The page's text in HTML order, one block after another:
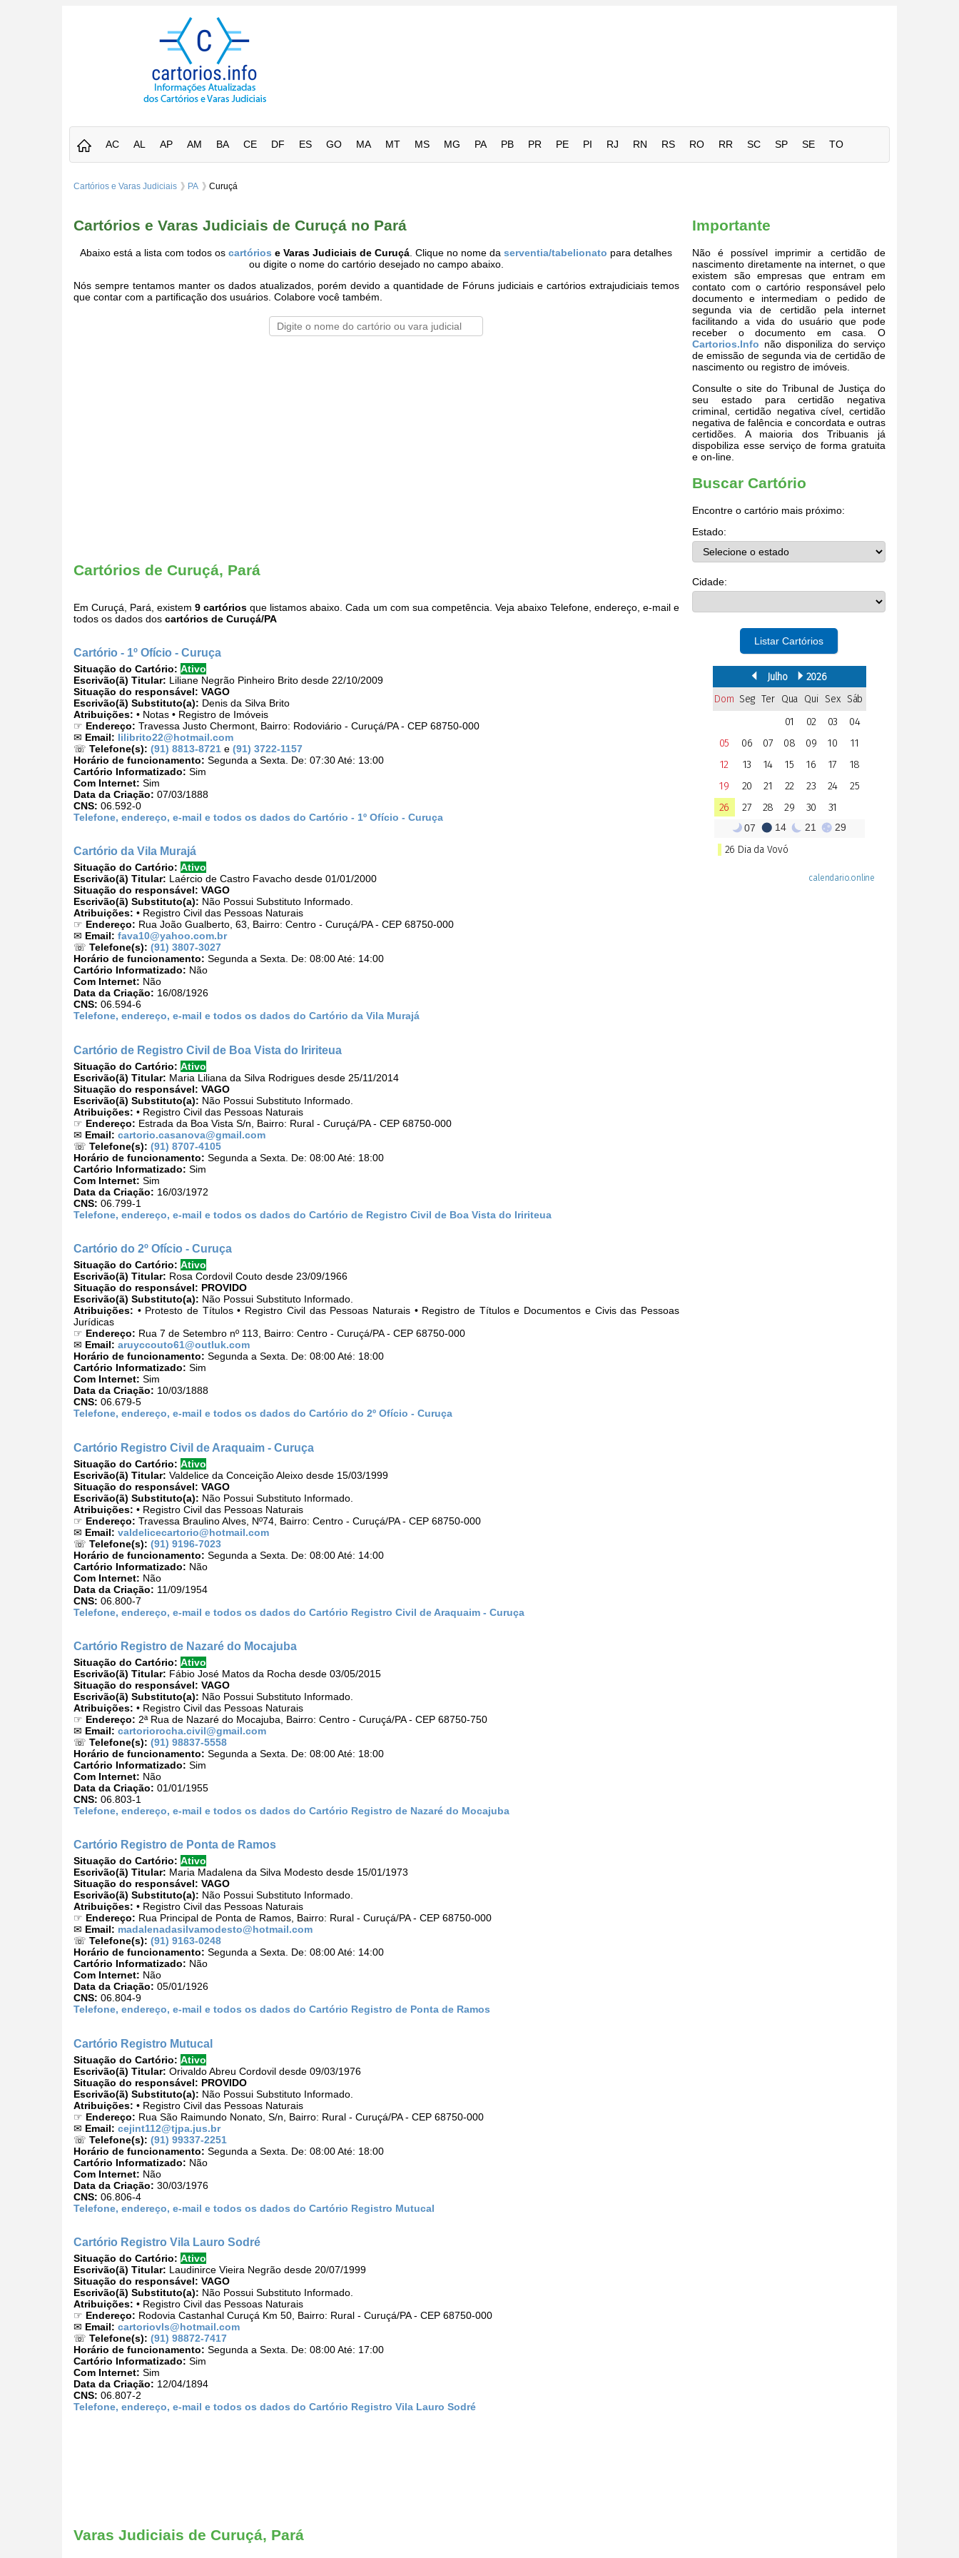
AC AL AP AM BA CE DF ES GO MA MT MS MG PA PB PR PE PI RJ RN RS RO RR SC SP SE TO
Cartórios e Varas Judiciais PA Curuçá
Cartórios e Varas Judiciais de Curuçá no Pará
Abaixo está a lista com todos oscartórios e Varas Judiciais de Curuçá . Clique no nome daserventia/tabelionato para detalhes
ou digite o nome do cartório desejado no campo abaixo.
Nós sempre tentamos manter os dados atualizados, porém devido a quantidade de Fóruns judiciais e cartórios extrajudiciais temos
que contar com a partificação dos usuários. Colabore você também.
Cartórios de Curuçá, Pará
Em Curuçá, Pará, existem9 cartórios que listamos abaixo. Cada um com sua competência. Veja abaixo Telefone, endereço, e-mail e
todos os dados dos cartórios de Curuçá/PA
Cartório - 1º Ofício - Curuça
Situação do Cartório: Ativo
Escrivão(ã) Titular: Liliane Negrão Pinheiro Brito desde 22/10/2009
Situação do responsável: VAGO
Escrivão(ã) Substituto(a): Denis da Silva Brito
Atribuições: • Notas • Registro de Imóveis
☞ Endereço: Travessa Justo Chermont, Bairro: Rodoviário - Curuçá/PA - CEP 68750-000
✉ Email: lilibrito22@hotmail.com
☏ Telefone(s): (91) 8813-8721 e (91) 3722-1157
Horário de funcionamento: Segunda a Sexta. De: 07:30 Até: 13:00
Cartório Informatizado: Sim
Com Internet: Sim
Data da Criação: 07/03/1888
CNS: 06.592-0
Telefone, endereço, e-mail e todos os dados do Cartório - 1º Ofício - Curuça
Cartório da Vila Murajá
Situação do Cartório: Ativo
Escrivão(ã) Titular: Laércio de Castro Favacho desde 01/01/2000
Situação do responsável: VAGO
Escrivão(ã) Substituto(a): Não Possui Substituto Informado.
Atribuições: • Registro Civil das Pessoas Naturais
☞ Endereço: Rua João Gualberto, 63, Bairro: Centro - Curuçá/PA - CEP 68750-000
✉ Email: fava10@yahoo.com.br
☏ Telefone(s): (91) 3807-3027
Horário de funcionamento: Segunda a Sexta. De: 08:00 Até: 14:00
Cartório Informatizado: Não
Com Internet: Não
Data da Criação: 16/08/1926
CNS: 06.594-6
Telefone, endereço, e-mail e todos os dados do Cartório da Vila Murajá
Cartório de Registro Civil de Boa Vista do Iririteua
Situação do Cartório: Ativo
Escrivão(ã) Titular: Maria Liliana da Silva Rodrigues desde 25/11/2014
Situação do responsável: VAGO
Escrivão(ã) Substituto(a): Não Possui Substituto Informado.
Atribuições: • Registro Civil das Pessoas Naturais
☞ Endereço: Estrada da Boa Vista S/n, Bairro: Rural - Curuçá/PA - CEP 68750-000
✉ Email: cartorio.casanova@gmail.com
☏ Telefone(s): (91) 8707-4105
Horário de funcionamento: Segunda a Sexta. De: 08:00 Até: 18:00
Cartório Informatizado: Sim
Com Internet: Sim
Data da Criação: 16/03/1972
CNS: 06.799-1
Telefone, endereço, e-mail e todos os dados do Cartório de Registro Civil de Boa Vista do Iririteua
Cartório do 2º Ofício - Curuça
Situação do Cartório: Ativo
Escrivão(ã) Titular: Rosa Cordovil Couto desde 23/09/1966
Situação do responsável: PROVIDO
Escrivão(ã) Substituto(a): Não Possui Substituto Informado.
Atribuições: • Protesto de Títulos • Registro Civil das Pessoas Naturais • Registro de Títulos e Documentos e Civis das Pessoas
Jurídicas
☞ Endereço: Rua 7 de Setembro nº 113, Bairro: Centro - Curuçá/PA - CEP 68750-000
✉ Email: aruyccouto61@outluk.com
Horário de funcionamento: Segunda a Sexta. De: 08:00 Até: 18:00
Cartório Informatizado: Sim
Com Internet: Sim
Data da Criação: 10/03/1888
CNS: 06.679-5
Telefone, endereço, e-mail e todos os dados do Cartório do 2º Ofício - Curuça
Cartório Registro Civil de Araquaim - Curuça
Situação do Cartório: Ativo
Escrivão(ã) Titular: Valdelice da Conceição Aleixo desde 15/03/1999
Situação do responsável: VAGO
Escrivão(ã) Substituto(a): Não Possui Substituto Informado.
Atribuições: • Registro Civil das Pessoas Naturais
☞ Endereço: Travessa Braulino Alves, Nº74, Bairro: Centro - Curuçá/PA - CEP 68750-000
✉ Email: valdelicecartorio@hotmail.com
☏ Telefone(s): (91) 9196-7023
Horário de funcionamento: Segunda a Sexta. De: 08:00 Até: 14:00
Cartório Informatizado: Não
Com Internet: Não
Data da Criação: 11/09/1954
CNS: 06.800-7
Telefone, endereço, e-mail e todos os dados do Cartório Registro Civil de Araquaim - Curuça
Cartório Registro de Nazaré do Mocajuba
Situação do Cartório: Ativo
Escrivão(ã) Titular: Fábio José Matos da Rocha desde 03/05/2015
Situação do responsável: VAGO
Escrivão(ã) Substituto(a): Não Possui Substituto Informado.
Atribuições: • Registro Civil das Pessoas Naturais
☞ Endereço: 2ª Rua de Nazaré do Mocajuba, Bairro: Centro - Curuçá/PA - CEP 68750-750
✉ Email: cartoriorocha.civil@gmail.com
☏ Telefone(s): (91) 98837-5558
Horário de funcionamento: Segunda a Sexta. De: 08:00 Até: 18:00
Cartório Informatizado: Sim
Com Internet: Não
Data da Criação: 01/01/1955
CNS: 06.803-1
Telefone, endereço, e-mail e todos os dados do Cartório Registro de Nazaré do Mocajuba
Cartório Registro de Ponta de Ramos
Situação do Cartório: Ativo
Escrivão(ã) Titular: Maria Madalena da Silva Modesto desde 15/01/1973
Situação do responsável: VAGO
Escrivão(ã) Substituto(a): Não Possui Substituto Informado.
Atribuições: • Registro Civil das Pessoas Naturais
☞ Endereço: Rua Principal de Ponta de Ramos, Bairro: Rural - Curuçá/PA - CEP 68750-000
✉ Email: madalenadasilvamodesto@hotmail.com
☏ Telefone(s): (91) 9163-0248
Horário de funcionamento: Segunda a Sexta. De: 08:00 Até: 14:00
Cartório Informatizado: Não
Com Internet: Não
Data da Criação: 05/01/1926
CNS: 06.804-9
Telefone, endereço, e-mail e todos os dados do Cartório Registro de Ponta de Ramos
Cartório Registro Mutucal
Situação do Cartório: Ativo
Escrivão(ã) Titular: Orivaldo Abreu Cordovil desde 09/03/1976
Situação do responsável: PROVIDO
Escrivão(ã) Substituto(a): Não Possui Substituto Informado.
Atribuições: • Registro Civil das Pessoas Naturais
☞ Endereço: Rua São Raimundo Nonato, S/n, Bairro: Rural - Curuçá/PA - CEP 68750-000
✉ Email: cejint112@tjpa.jus.br
☏ Telefone(s): (91) 99337-2251
Horário de funcionamento: Segunda a Sexta. De: 08:00 Até: 18:00
Cartório Informatizado: Não
Com Internet: Não
Data da Criação: 30/03/1976
CNS: 06.806-4
Telefone, endereço, e-mail e todos os dados do Cartório Registro Mutucal
Cartório Registro Vila Lauro Sodré
Situação do Cartório: Ativo
Escrivão(ã) Titular: Laudinirce Vieira Negrão desde 20/07/1999
Situação do responsável: VAGO
Escrivão(ã) Substituto(a): Não Possui Substituto Informado.
Atribuições: • Registro Civil das Pessoas Naturais
☞ Endereço: Rodovia Castanhal Curuçá Km 50, Bairro: Rural - Curuçá/PA - CEP 68750-000
✉ Email: cartoriovls@hotmail.com
☏ Telefone(s): (91) 98872-7417
Horário de funcionamento: Segunda a Sexta. De: 08:00 Até: 17:00
Cartório Informatizado: Sim
Com Internet: Sim
Data da Criação: 12/04/1894
CNS: 06.807-2
Telefone, endereço, e-mail e todos os dados do Cartório Registro Vila Lauro Sodré
Varas Judiciais de Curuçá, Pará
Importante
Não é possível imprimir a certidão de
nascimento diretamente na internet, o que
existem são empresas que entram em
contato com o cartório responsável pelo
documento e intermediam o pedido de
segunda via de certidão pela internet
facilitando a vida do usuário que pode
receber o documento em casa. O
Cartorios.Info não disponiliza do serviço
de emissão de segunda via de certidão de
nascimento ou registro de imóveis.
Consulte o site do Tribunal de Justiça do
seu estado para certidão negativa
criminal, certidão negativa cível, certidão
negativa de falência e concordata e outras
certidões. A maioria dos Tribuanis já
dispobiliza esse serviço de forma gratuita
e on-line.
Buscar Cartório
Encontre o cartório mais próximo:
Estado:
Cidade:
Listar Cartórios